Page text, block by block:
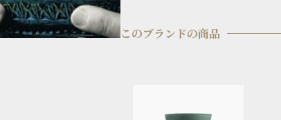
このブランドの商品